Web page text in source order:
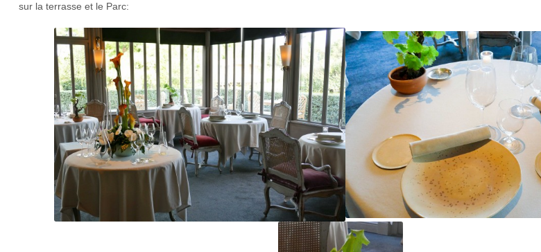
sur la terrasse et le Parc: